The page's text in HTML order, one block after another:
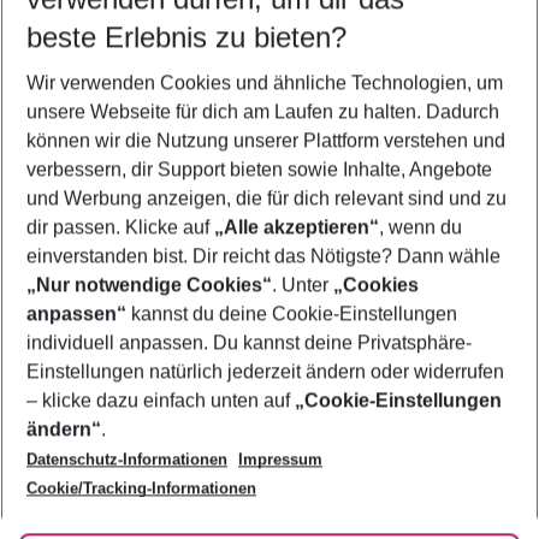
5-8 Nächte
2 Erwachsene Keine Kinder
Mehr Filter anzeigen
Footer
Footer navigation
Über uns
AGB
Bestpreisgarantie
Cookie-Einstellungen ändern
Cookie-Richtlinie
Agenturbetreuung
Barrierefreies Reisen
Folge uns
beste Erlebnis zu bieten?
Wir verwenden Cookies und ähnliche Technologien, um
unsere Webseite für dich am Laufen zu halten. Dadurch
können wir die Nutzung unserer Plattform verstehen und
verbessern, dir Support bieten sowie Inhalte, Angebote
und Werbung anzeigen, die für dich relevant sind und zu
dir passen. Klicke auf „Alle akzeptieren“, wenn du
einverstanden bist. Dir reicht das Nötigste? Dann wähle
„Nur notwendige Cookies“. Unter „Cookies
anpassen“ kannst du deine Cookie-Einstellungen
individuell anpassen. Du kannst deine Privatsphäre-
Einstellungen natürlich jederzeit ändern oder widerrufen
– klicke dazu einfach unten auf „Cookie-Einstellungen
ändern“.
Datenschutz-Informationen
Impressum
Cookie/Tracking-Informationen